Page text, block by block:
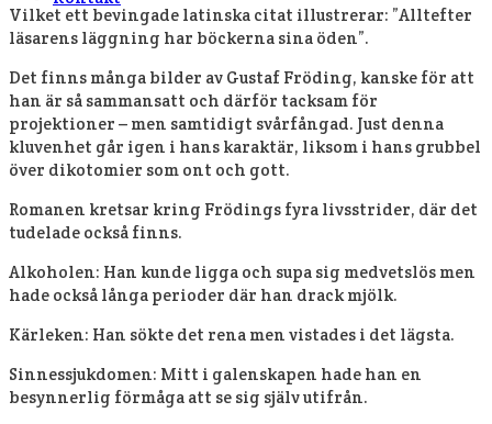
Vilket ett bevingade latinska citat illustrerar: ”Alltefter
läsarens läggning har böckerna sina öden”.
Det finns många bilder av Gustaf Fröding, kanske för att
han är så sammansatt och därför tacksam för
projektioner – men samtidigt svårfångad. Just denna
kluvenhet går igen i hans karaktär, liksom i hans grubbel
över dikotomier som ont och gott.
Romanen kretsar kring Frödings fyra livsstrider, där det
tudelade också finns.
Alkoholen: Han kunde ligga och supa sig medvetslös men
hade också långa perioder där han drack mjölk.
Kärleken: Han sökte det rena men vistades i det lägsta.
Sinnessjukdomen: Mitt i galenskapen hade han en
besynnerlig förmåga att se sig själv utifrån.